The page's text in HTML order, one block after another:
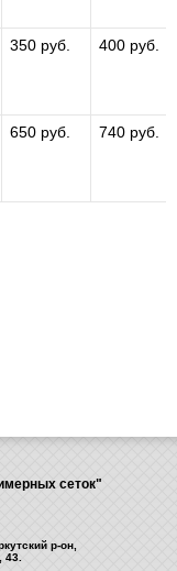
350 руб. 400 руб.
650 руб. 740 руб.
сеток"
р-он,
43.